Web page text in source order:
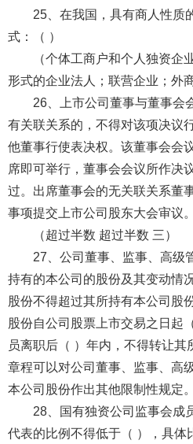
25、在我国，具有商人性质
式：（ ）
（个体工商户和个人独资企
形式的企业法人；联营企业；外
26、上市公司董事与董事会
有关联关系的，不得对该项决议
他董事行使表决权。该董事会会
席即可举行，董事会会议所作决
过。出席董事会的无关联关系董
事项提交上市公司股东大会审议。
（超过半数 超过半数 三）
27、公司董事、监事、高级
持有的本公司的股份及其变动情
股份不得超过其所持有本公司股
股份自公司股票上市交易之日起
员离职后（ ）年内，不得转让其
章程可以对公司董事、监事、高
本公司股份作出其他限制性规定
28、国有独资公司监事会成
代表的比例不得低于（ ），具体